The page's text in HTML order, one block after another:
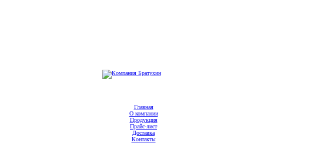
Главная
О компании
Продукция
Прайс-лист
Доставка
Контакты